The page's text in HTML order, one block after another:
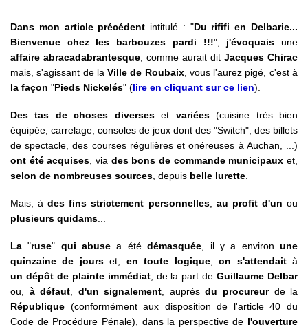
Dans mon article précédent intitulé : "Du rififi en Delbarie...
Bienvenue chez les barbouzes pardi !!!", j'évoquais une
affaire abracadabrantesque , comme aurait dit Jacques Chirac
mais, s'agissant de laVille de Roubaix, vous l'aurez pigé, c'est à
la façon "Pieds Nickelés" (lire en cliquant sur ce lien).
Des tas de choses diverseset variées(cuisine très bien
équipée, carrelage, consoles de jeux dont des "Switch", des billets
de spectacle, des courses régulières et onéreuses à Auchan, ...)
ont été acquises , via des bons de commande municipaux et,
selon de nombreuses sources , depuis belle lurette
Mais, àdes fins strictement personnelles, au profit d'un ou
plusieurs quidams
La"ruse" qui abusea étédémasquée , il y a environune
quinzaine de jourset, en toute logique,on s'attendaità
un dépôt de plainte immédiat, de la part deGuillaume Delbar
ou, à défaut d'un signalement , auprèsdu procureur de la
République (conformément aux disposition de l'article 40 du
Code de Procédure Pénale), dans la perspective de l'ouverture